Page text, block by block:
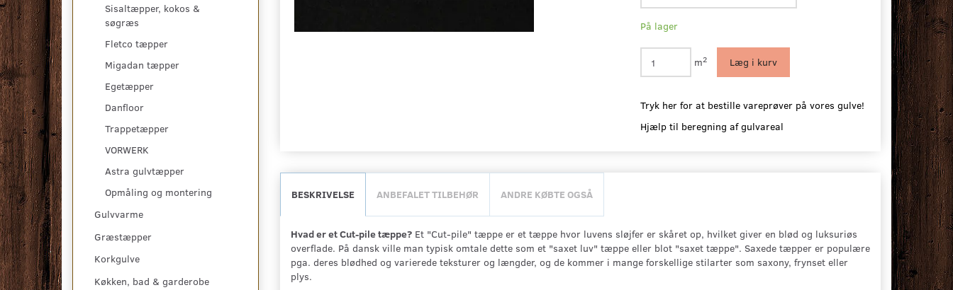
Sisaltæpper, kokos &
søgræs
Fletco tæpper
Migadan tæpper
Egetæpper
Danfloor
Trappetæpper
VORWERK
Astra gulvtæpper
Opmåling og montering
Gulvvarme
Græstæpper
Korkgulve
Køkken, bad & garderobe
På lager
m2 Læg i kurv
Tryk her for at bestille vareprøver på vores gulve!
Hjælp til beregning af gulvareal
BESKRIVELSE ANBEFALET TILBEHØR ANDRE KØBTE OGSÅ
Hvad er et Cut-pile tæppe?Et "Cut-pile" tæppe er et tæppe hvor luvens sløjfer er skåret op, hvilket giver en blød og luksuriøs
overflade. På dansk ville man typisk omtale dette som et "saxet luv" tæppe eller blot "saxet tæppe". Saxede tæpper er populære
pga. deres blødhed og varierede teksturer og længder, og de kommer i mange forskellige stilarter som saxony, frynset eller
plys.